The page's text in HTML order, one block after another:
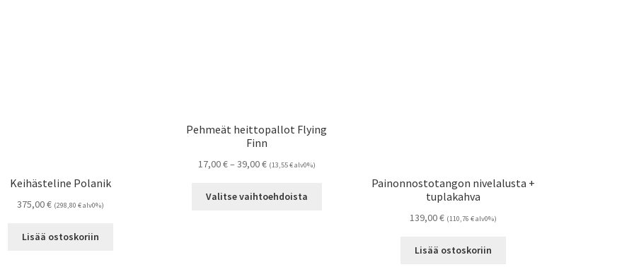
Keihästeline Polanik
375,00€ (298,80 €alv0%)
Lisää ostoskoriin
Pehmeät heittopallot Flying
Finn
17,00€– 39,00€Hintaluokka:
-
(13,55€alv0%)
Valitse vaihtoehdoista
Painonnostotangon nivelalusta +
tuplakahva
139,00€ (110,76 €alv0%)
Lisää ostoskoriin